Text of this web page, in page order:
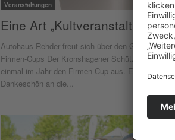
Veranstaltungen
Eine Art „Kult­veranstaltung“
Autohaus Rehder freut sich über den Gewinn des
Firmen-Cups Der Kronshagener Schützenverein
einmal im Jahr den Firmen-Cup aus. Es ist ein
Dankeschön an die...